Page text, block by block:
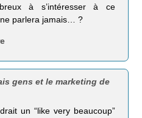
à s’intéresser à ce
ne parlera jamais… ?
gens et le marketing de
un “like very beaucoup”